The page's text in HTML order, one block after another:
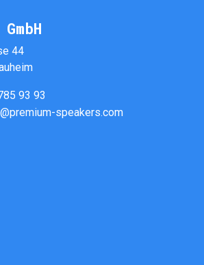
44
93 93
speakers.com